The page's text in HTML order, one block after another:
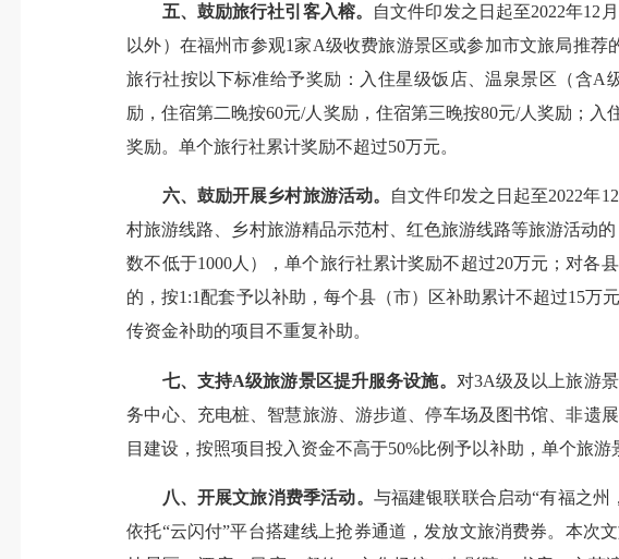
五、鼓励旅行社引客入榕。
自文件印发之日起至2022年12
以外）在福州市参观1家A级收费旅游景区或参加市文旅局推
旅行社按以下标准给予奖励：入住星级饭店、温泉景区（含A
励，住宿第二晚按60元/人奖励，住宿第三晚按80元/人奖励；入
奖励。单个旅行社累计奖励不超过50万元。
六、鼓励开展乡村旅游活动。
自文件印发之日起至2022年
村旅游线路、乡村旅游精品示范村、红色旅游线路等旅游活动
数不低于1000人），单个旅行社累计奖励不超过20万元；对各
的，按1:1配套予以补助，每个县（市）区补助累计不超过15万
传资金补助的项目不重复补助。
七、支持A级旅游景区提升服务设施。 对3A级及以上旅游
务中心、充电桩、智慧旅游、游步道、停车场及图书馆、非遗
目建设，按照项目投入资金不高于50%比例予以补助，单个旅游
八、开展文旅消费季活动。 与福建银联联合启动“有福之州
依托“云闪付”平台搭建线上抢券通道，发放文旅消费券。本次